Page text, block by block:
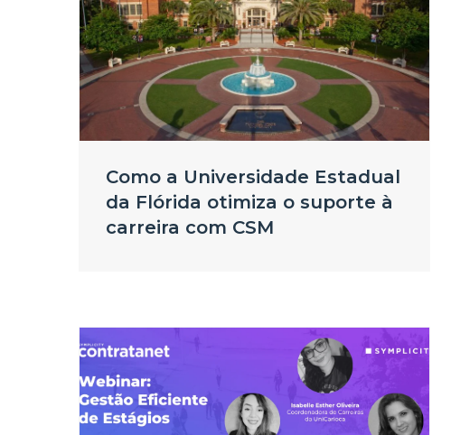
Como a Universidade Estadual
da Flórida otimiza o suporte à
carreira com CSM